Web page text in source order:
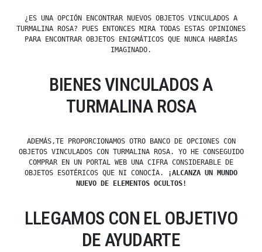
¿ES UNA OPCIÓN ENCONTRAR NUEVOS OBJETOS VINCULADOS A
TURMALINA ROSA? PUES ENTONCES MIRA TODAS ESTAS OPINIONES
PARA ENCONTRAR OBJETOS ENIGMÁTICOS QUE NUNCA HABRÍAS
IMAGINADO.
BIENES VINCULADOS A
TURMALINA ROSA
ADEMÁS,TE PROPORCIONAMOS OTRO BANCO DE OPCIONES CON
OBJETOS VINCULADOS CON TURMALINA ROSA. YO HE CONSEGUIDO
COMPRAR EN UN PORTAL WEB UNA CIFRA CONSIDERABLE DE
OBJETOS ESOTÉRICOS QUE NI CONOCÍA.
¡ALCANZA UN MUNDO
NUEVO DE ELEMENTOS OCULTOS!
LLEGAMOS CON EL OBJETIVO
DE AYUDARTE